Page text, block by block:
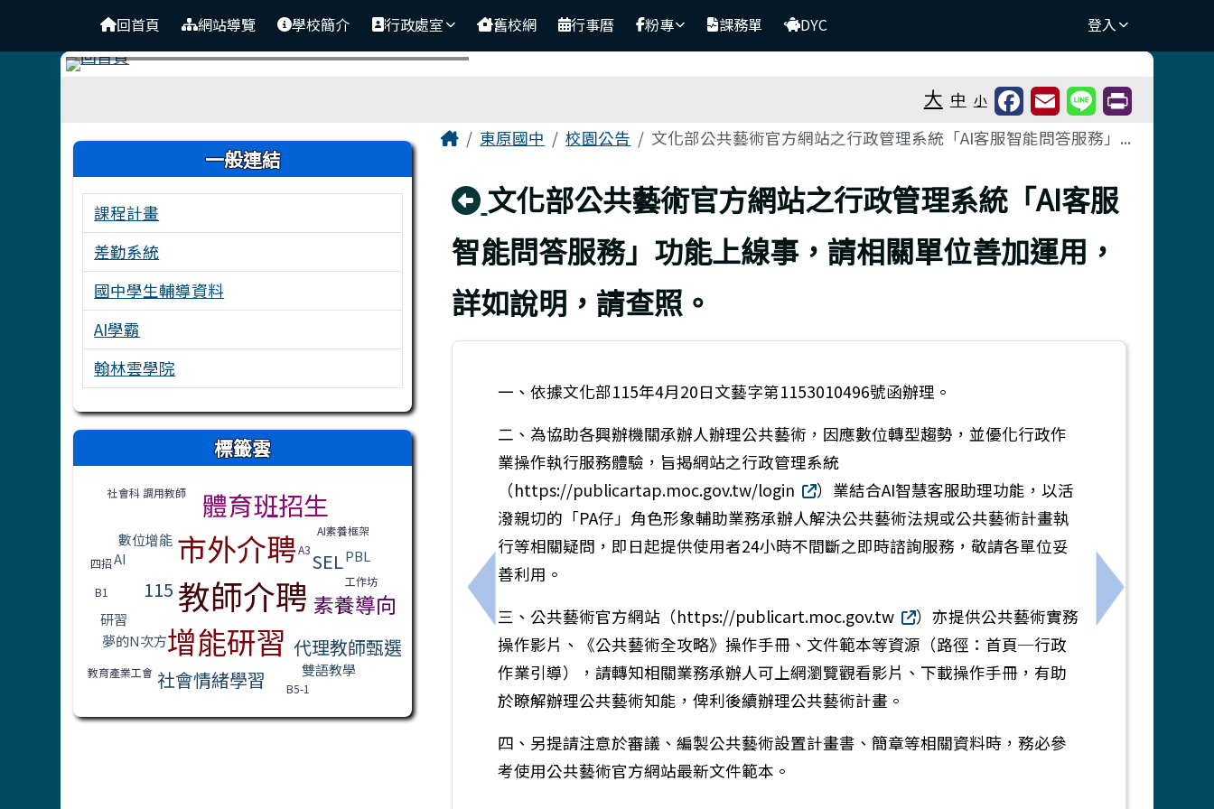
台南市東原國中
回首頁 網站導覽 學校簡介 行政處室 舊校網 行事曆 粉專 課務單 DYC 登入
⏸
大 中 小
左邊區域內容
一般連結
課程計畫
差勤系統
國中學生輔導資料
AI學霸
翰林雲學院
右邊區域內容
標籤雲
標籤雲導覽
社會科 調用教師 體育班招生
數位增能 市外介聘 AI素養框架
四招AI A3SELPBL
B1 115 教師介聘 素養導向
工作坊
研習
夢的N次方增能研習 代理教師甄選
教育產業工會 社會情緒學習 雙語教學
B5-1
主內容區域
Home東原國中 校園公告 文化部公共藝術官方網站之行政管理系統「AI客服智能問答服務」...
回上頁
文化部公共藝術官方網站之行政管理系統「AI客服
智能問答服務」功能上線事，請相關單位善加運用，
詳如說明，請查照。
上一筆：(115)年度辦理「2026全國綠建築繪畫徵圖比賽」，敬請鼓勵貴校學生踴躍報名參加，請查照
一、依據文化部115年4月20日文藝字第1153010496號函辦理。
二、為協助各興辦機關承辦人辦理公共藝術，因應數位轉型趨勢，並優化行政作
業操作執行服務體驗，旨揭網站之行政管理系統
（https://publicartap.moc.gov.tw/login
）業結合AI智慧客服助理功能，以活
潑親切的「PA仔」角色形象輔助業務承辦人解決公共藝術法規或公共藝術計畫執
行等相關疑問，即日起提供使用者24小時不間斷之即時諮詢服務，敬請各單位妥
善利用。
三、公共藝術官方網站（https://publicart.moc.gov.tw
）亦提供公共藝術實務
操作影片、《公共藝術全攻略》操作手冊、文件範本等資源（路徑：首頁─行政
作業引導），請轉知相關業務承辦人可上網瀏覽觀看影片、下載操作手冊，有助
於瞭解辦理公共藝術知能，俾利後續辦理公共藝術計畫。
四、另提請注意於審議、編製公共藝術設置計畫書、簡章等相關資料時，務必參
考使用公共藝術官方網站最新文件範本。
下一筆：本校
頁尾區域